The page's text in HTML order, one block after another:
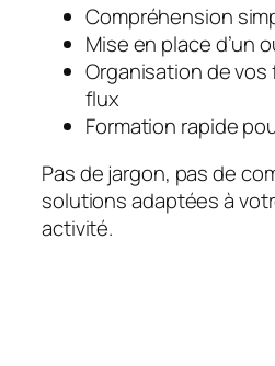
Compréhension
Mise en place d’un
Organisation de
flux
Formation rapide
Pas de jargon, pas de
solutions adaptées à
activité.